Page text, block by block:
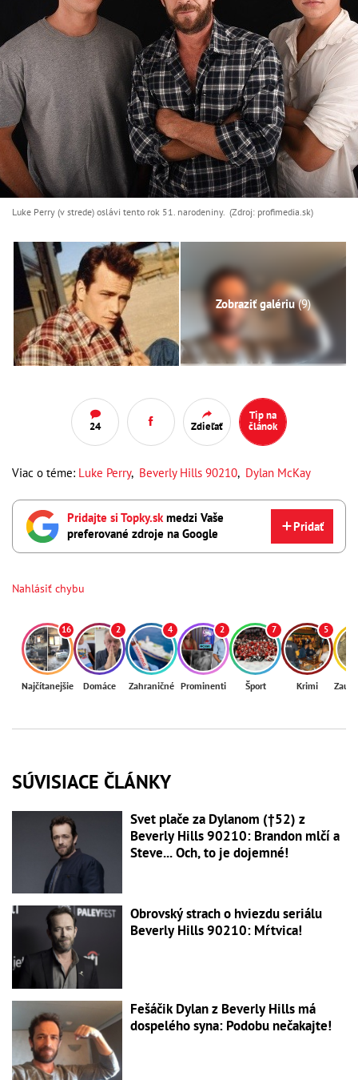
Luke Perry (v strede) oslávi tento rok 51. narodeniny. (Zdroj: profimedia.sk)
Zobraziť galériu(9)
24 Zdieľať
Tip na
článok
Viac o téme: Luke Perry, Beverly Hills 90210, Dylan McKay
Pridajte si Topky.skmedzi Vaše
preferované zdroje na Google
Pridať
Nahlásiť chybu
16
Najčítanejšie
2
Domáce
4
Zahraničné
2
Prominenti
7
Šport
5
Krimi
SÚVISIACE ČLÁNKY
Svet plače za Dylanom (†52) z
Beverly Hills 90210: Brandon mlčí a
Steve... Och, to je dojemné!
Obrovský strach o hviezdu seriálu
Beverly Hills 90210: Mŕtvica!
Fešáčik Dylan z Beverly Hills má
dospelého syna: Podobu nečakajte!